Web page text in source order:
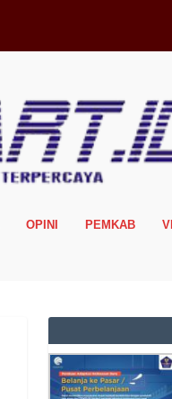
OPINI PEMKAB